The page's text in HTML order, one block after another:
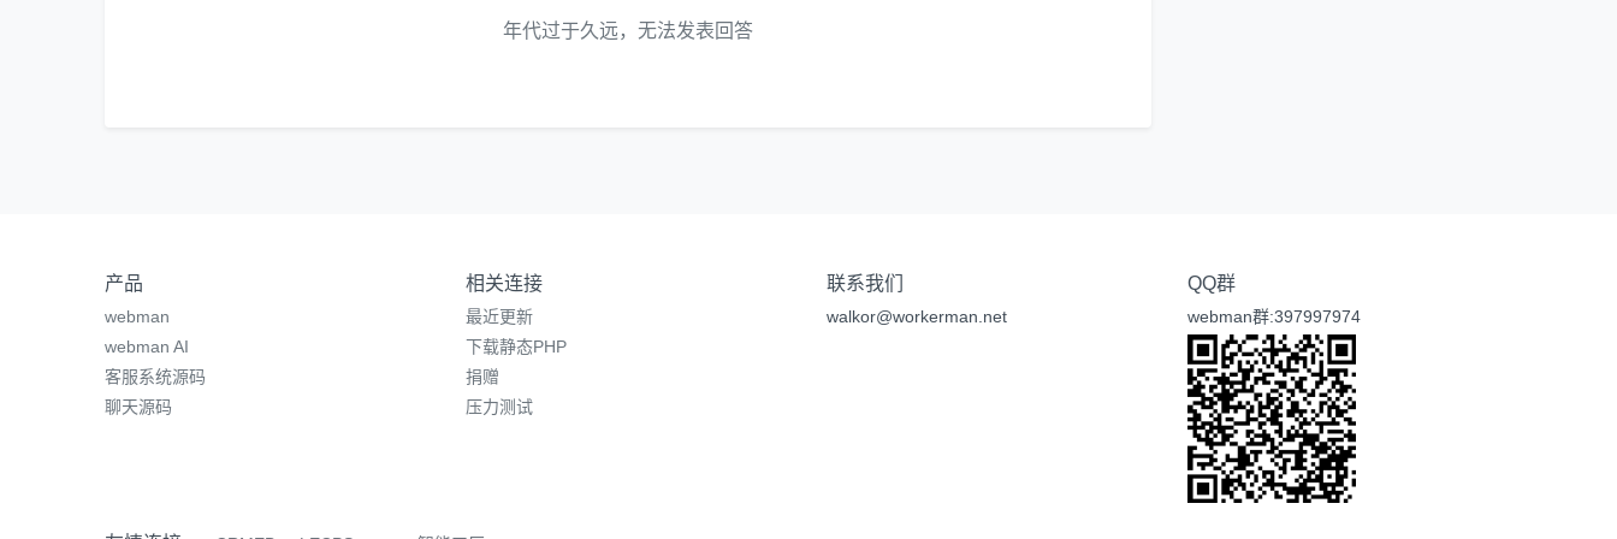
年代过于久远，无法发表回答
产品
webman
webman AI
客服系统源码
聊天源码
相关连接
最近更新
下载静态PHP
捐赠
压力测试
联系我们
walkor@workerman.net
QQ群
webman群:397997974